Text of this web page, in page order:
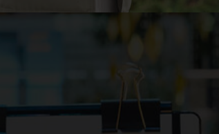
ンスパイアされたコレクショ